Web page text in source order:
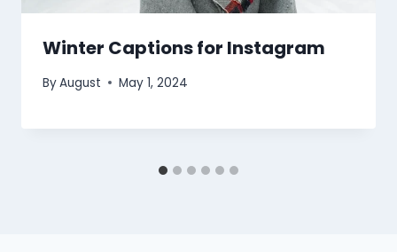
Winter Captions for Instagram
ByAugust May 1, 2024